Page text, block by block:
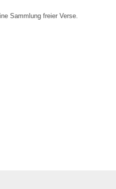
Sammlung freier Verse.